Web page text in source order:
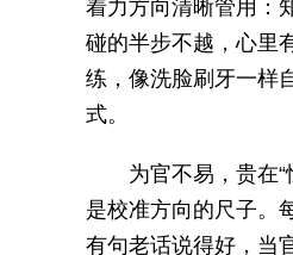
着力方向清晰管用
碰的半步不越，心里
练，像洗脸刷牙一样
式。
为官不易，贵在
是校准方向的尺子。
有句老话说得好，当